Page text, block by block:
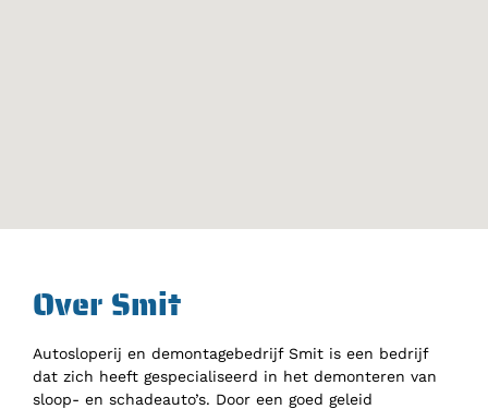
Over Smit
Autosloperij en demontagebedrijf Smit is een bedrijf
dat zich heeft gespecialiseerd in het demonteren van
sloop- en schadeauto’s. Door een goed geleid